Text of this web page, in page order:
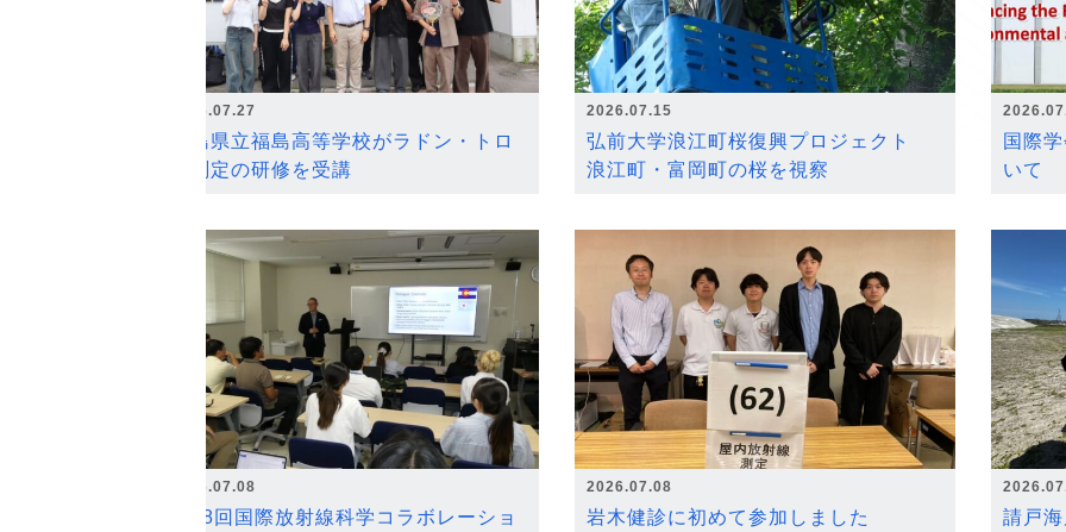
2026.07.27
福島県立福島高等学校がラドン・トロ
ン測定の研修を受講
2026.07.15
弘前大学浪江町桜復興プロジェクト
浪江町・富岡町の桜を視察
国際
いて
2026.07.08
第18回国際放射線科学コラボレーショ
2026.07.08
岩木健診に初めて参加しました
請戸